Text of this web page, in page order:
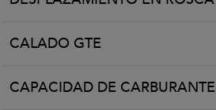
CALADO GTE
CAPACIDAD DE CARBURANTE